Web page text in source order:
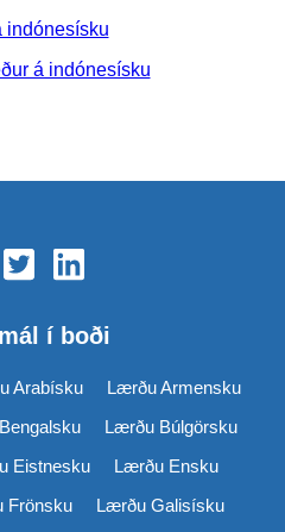
indónesísku
á indónesísku
í boði
Arabísku
Lærðu Armensku
Lærðu Búlgörsku
Eistnesku
Lærðu Ensku
Frönsku
Lærðu Galisísku